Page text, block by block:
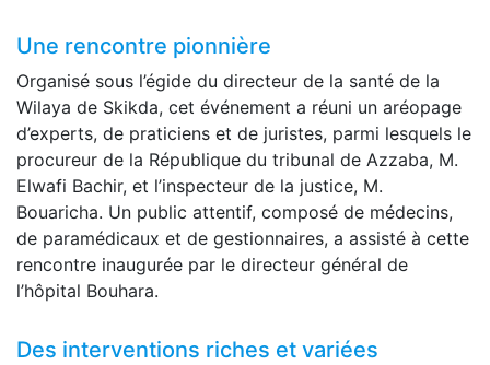
Une rencontre pionnière
Organisé sous l’égide du directeur de la santé de la
Wilaya de Skikda, cet événement a réuni un aréopage
d’experts, de praticiens et de juristes, parmi lesquels le
procureur de la République du tribunal de Azzaba, M.
Elwafi Bachir, et l’inspecteur de la justice, M.
Bouaricha. Un public attentif, composé de médecins,
de paramédicaux et de gestionnaires, a assisté à cette
rencontre inaugurée par le directeur général de
l’hôpital Bouhara.
Des interventions riches et variées